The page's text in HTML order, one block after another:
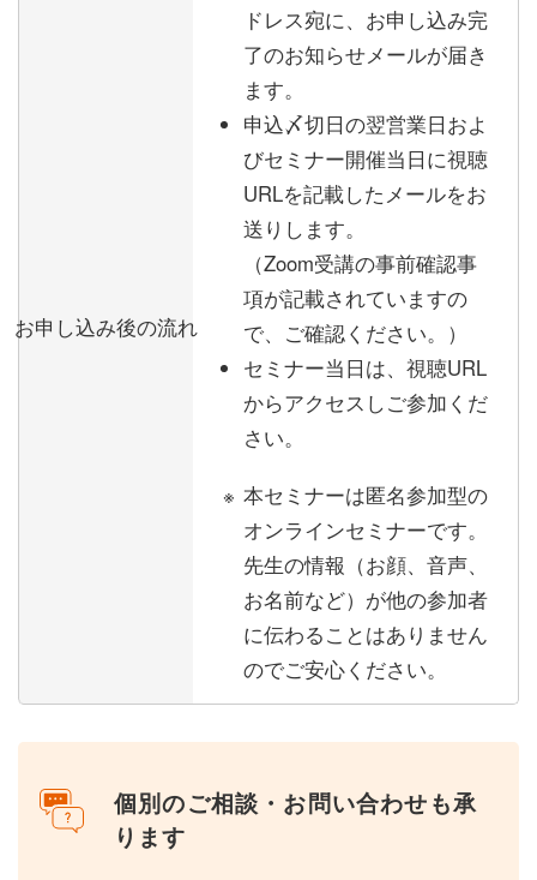
お申し込み後の流れ
ドレス宛に、お申し込み完
了のお知らせメールが届き
ます。
申込〆切日の翌営業日およ
びセミナー開催当日に視聴
URLを記載したメールをお
送りします。
（Zoom受講の事前確認事
項が記載されていますの
で、ご確認ください。）
セミナー当日は、視聴URL
からアクセスしご参加くだ
さい。
本セミナーは匿名参加型の
オンラインセミナーです。
先生の情報（お顔、音声、
お名前など）が他の参加者
に伝わることはありません
のでご安心ください。
個別のご相談・お問い合わせも承
ります